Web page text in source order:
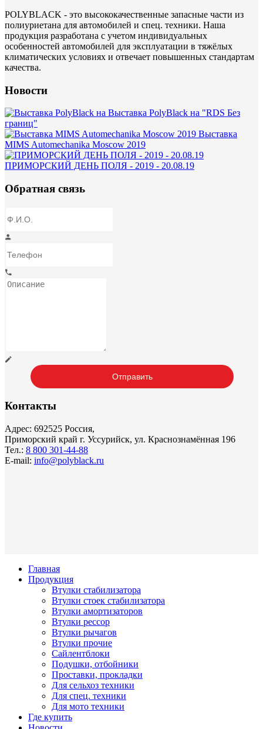
POLYBLACK - это высококачественные запасные части из
полиуриетана для автомобилей и спец. техники. Наша
продукция разработана с учетом индивидуальных
особенностей автомобилей для эксплуатации в тяжёлых
климатических условиях и отвечает повышенных стандартам
качества.
Новости
Выставка PolyBlack на "RDS Без
границ"
Выставка
MIMS Automechanika Moscow 2019
ПРИМОРСКИЙ ДЕНЬ ПОЛЯ - 2019 - 20.08.19
Обратная связь
Контакты
Адрес: 692525 Россия,
Приморский край г. Уссурийск, ул. Краснознамённая 196
Тел.: 8 800 301-44-88
E-mail: info@polyblack.ru
Главная
Продукция
Втулки стабилизатора
Втулки стоек стабилизатора
Втулки амортизаторов
Втулки рессор
Втулки рычагов
Втулки прочие
Сайлентблоки
Подушки, отбойники
Проставки, прокладки
Для сельхоз техники
Для спец. техники
Для мото техники
Где купить